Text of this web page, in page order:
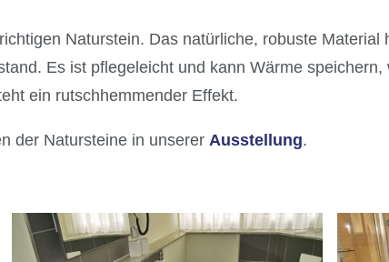
Naturstein. Das natürliche, robuste Material
Es ist pflegeleicht und kann Wärme
ein rutschhemmender Effekt.
der Natursteine in unsererAusstellung.